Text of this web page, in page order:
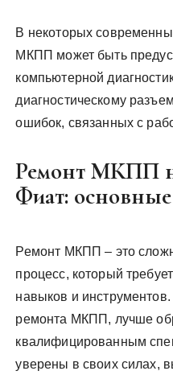
В некоторых
МКПП может быть
компьютерной
диагностическому
ошибок, связанных с
Ремонт МКПП
Фиат:
Ремонт МКПП – это
процесс, который
навыков и
ремонта МКПП, лучше
квалифицированным
уверены в своих силах,